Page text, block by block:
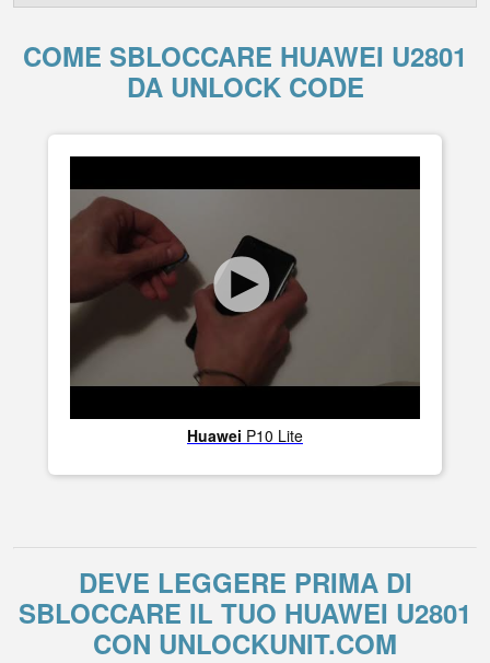
COME SBLOCCARE HUAWEI U2801
DA UNLOCK CODE
Huawei P10 Lite
DEVE LEGGERE PRIMA DI
SBLOCCARE IL TUO HUAWEI U2801
CON UNLOCKUNIT.COM